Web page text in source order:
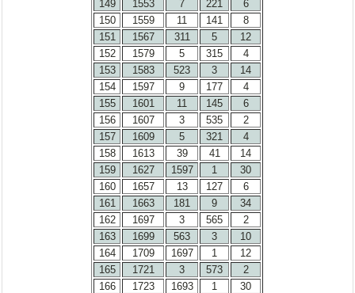
149
1553 7 221
6
150
1559 11 141
8
151
1567 311 5
12
152
1579 5 315
4
153
1583 523 3
14
154
1597 9 177
4
155
1601 11 145
6
156
1607 3 535
2
157
1609 5 321
4
158
1613 39 41
14
159
1627 1597 1
30
160
1657 13 127
6
161
1663 181 9
34
162
1697 3 565
2
163
1699 563 3
10
164
1709 1697 1
12
165
1721 3 573
2
166
1723 1693 1
30